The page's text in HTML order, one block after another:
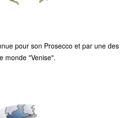
pour son Prosecco et par une des
monde "Venise".